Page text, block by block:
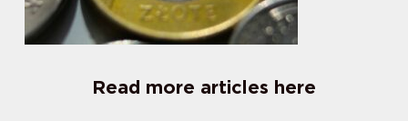
Read more articles here